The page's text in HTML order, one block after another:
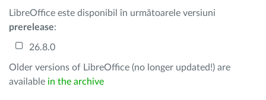
LibreOffice este disponibil în următoarele versiuni
prerelease:
26.8.0
Older versions of LibreOffice (no longer updated!) are
available in the archive